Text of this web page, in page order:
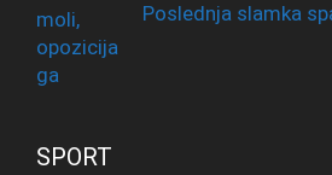
Poslednja slamka
SPORT